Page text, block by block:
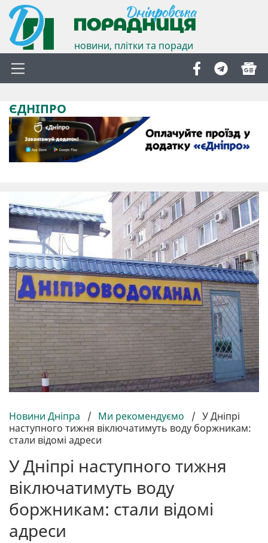
новини, плітки та поради
ЄДНІПРО
Новини Дніпра / Ми рекомендуємо / У Дніпрі
наступного тижня віключатимуть воду боржникам:
стали відомі адреси
У Дніпрі наступного тижня
віключатимуть воду
боржникам: стали відомі
адреси